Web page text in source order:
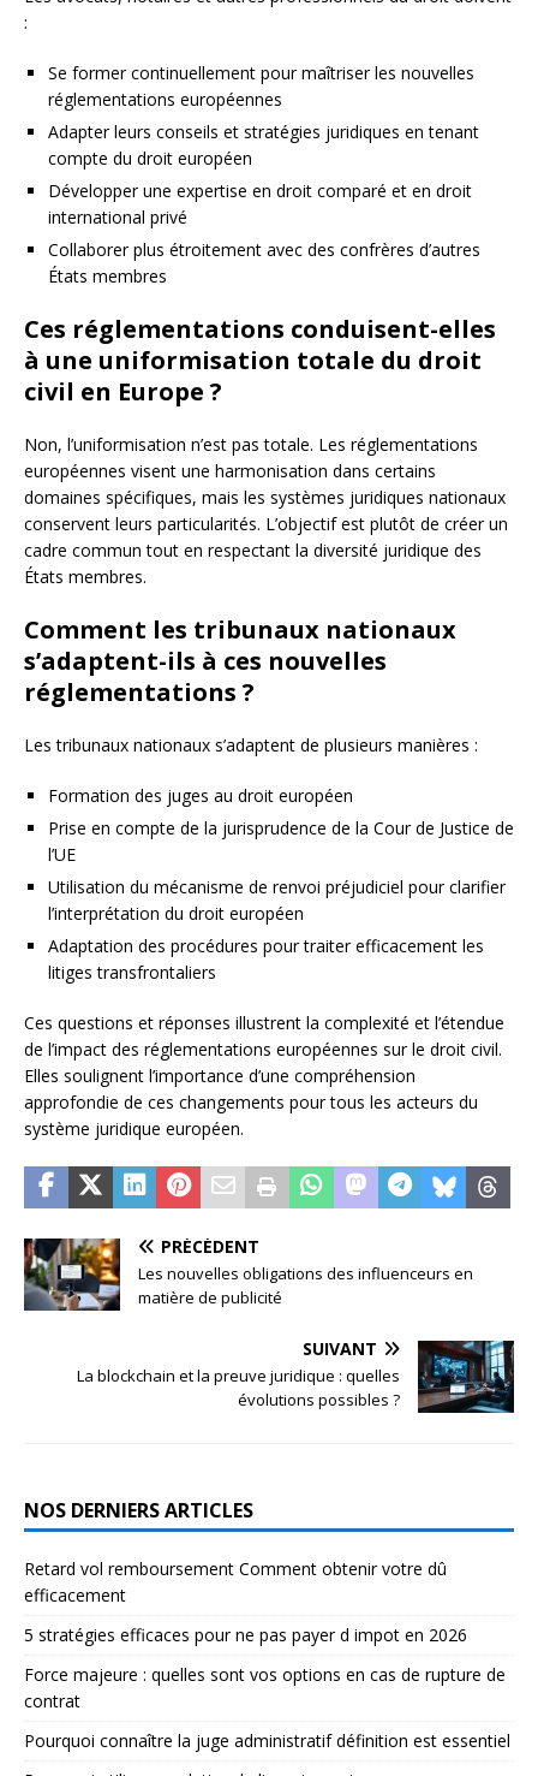
:
Se former continuellement pour maîtriser les nouvelles
réglementations européennes
Adapter leurs conseils et stratégies juridiques en tenant
compte du droit européen
Développer une expertise en droit comparé et en droit
international privé
Collaborer plus étroitement avec des confrères d’autres
États membres
Ces réglementations conduisent-elles
à une uniformisation totale du droit
civil en Europe ?
Non, l’uniformisation n’est pas totale. Les réglementations
européennes visent une harmonisation dans certains
domaines spécifiques, mais les systèmes juridiques nationaux
conservent leurs particularités. L’objectif est plutôt de créer un
cadre commun tout en respectant la diversité juridique des
États membres.
Comment les tribunaux nationaux
s’adaptent-ils à ces nouvelles
réglementations ?
Les tribunaux nationaux s’adaptent de plusieurs manières :
Formation des juges au droit européen
Prise en compte de la jurisprudence de la Cour de Justice de
l’UE
Utilisation du mécanisme de renvoi préjudiciel pour clarifier
l’interprétation du droit européen
Adaptation des procédures pour traiter efficacement les
litiges transfrontaliers
Ces questions et réponses illustrent la complexité et l’étendue
de l’impact des réglementations européennes sur le droit civil.
Elles soulignent l’importance d’une compréhension
approfondie de ces changements pour tous les acteurs du
système juridique européen.
PRÉCÉDENT
Les nouvelles obligations des influenceurs en
matière de publicité
SUIVANT
La blockchain et la preuve juridique : quelles
évolutions possibles ?
NOS DERNIERS ARTICLES
Retard vol remboursement Comment obtenir votre dû
efficacement
5 stratégies efficaces pour ne pas payer d impot en 2026
Force majeure : quelles sont vos options en cas de rupture de
contrat
Pourquoi connaître la juge administratif définition est essentiel